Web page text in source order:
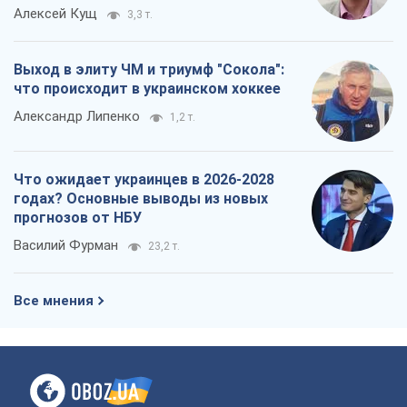
Алексей Кущ 3,3 т.
Выход в элиту ЧМ и триумф "Сокола":
что происходит в украинском хоккее
Александр Липенко 1,2 т.
Что ожидает украинцев в 2026-2028
годах? Основные выводы из новых
прогнозов от НБУ
Василий Фурман 23,2 т.
Все мнения